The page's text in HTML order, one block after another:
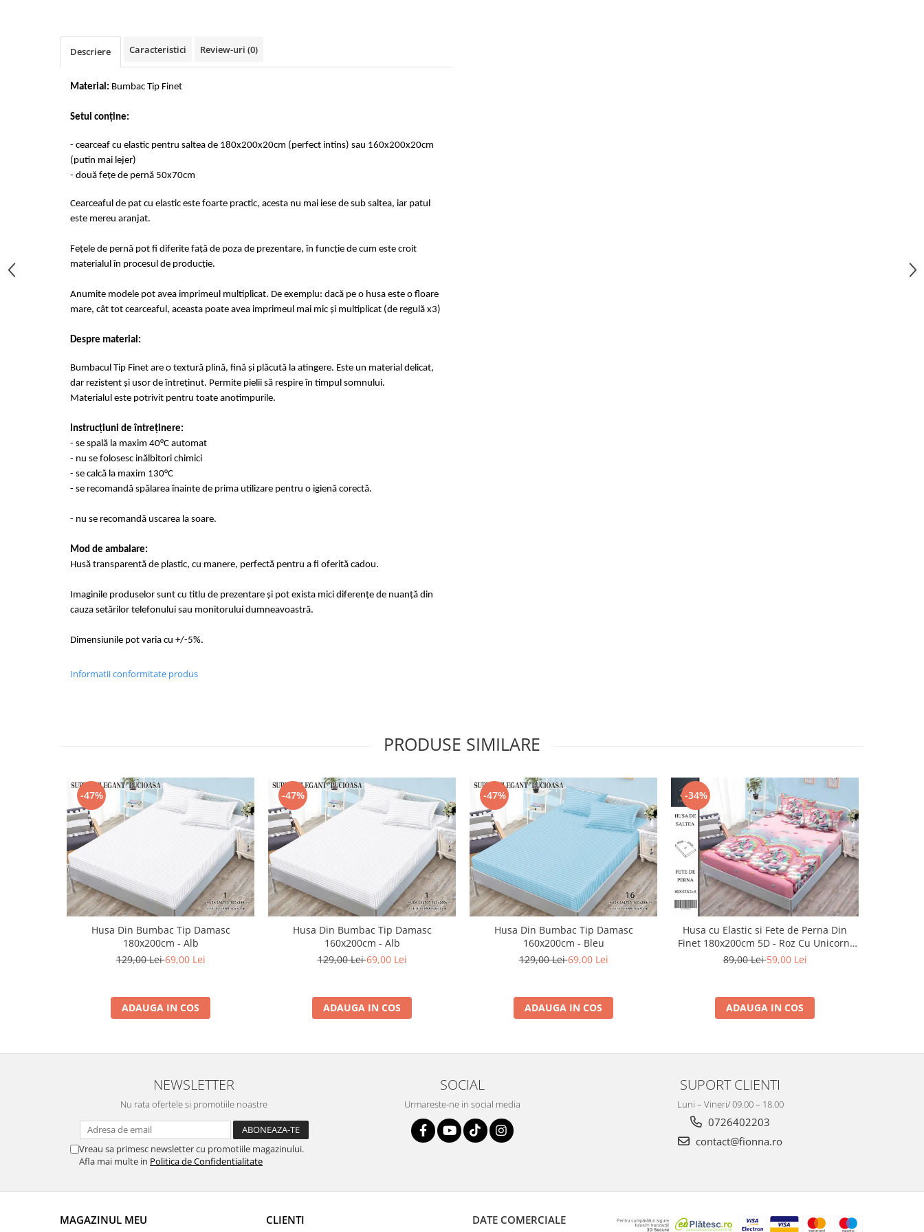
Lenjerii Catifea
Cearceaf cu elastic
Cearceaf normal
Bumbac Neted Nesatinat
Bumbac 100% Poplin Hobby
Bumbac 100%
Lenjerii Jacquard
Lenjerii Creponate
Lenjerii pentru PASTE
Set Lenjerie + Draperii Pat Dublu
Huse Impermeabile
Huse Impermeabile 160x200cm
Huse Impermeabile 180x200cm
Descriere Caracteristici Review-uri (0)
Material: Bumbac Tip Finet
Setul conține:
- cearceaf cu elastic pentru saltea de 180x200x20cm (perfect intins) sau 160x200x20cm
(putin mai lejer)
- două fețe de pernă 50x70cm
Cearceaful de pat cu elastic este foarte practic, acesta nu mai iese de sub saltea, iar patul
este mereu aranjat.
Fețele de pernă pot fi diferite față de poza de prezentare, în funcție de cum este croit
materialul în procesul de producție.
Anumite modele pot avea imprimeul multiplicat. De exemplu: dacă pe o husa este o floare
mare, cât tot cearceaful, aceasta poate avea imprimeul mai mic și multiplicat (de regulă x3)
Despre material:
Bumbacul Tip Finet are o textură plină, fină și plăcută la atingere. Este un material delicat,
dar rezistent și usor de întreținut. Permite pielii să respire în timpul somnului.
Materialul este potrivit pentru toate anotimpurile.
Instrucțiuni de întreținere:
- se spală la maxim 40°C automat
- nu se folosesc inălbitori chimici
- se calcă la maxim 130°C
- se recomandă spălarea înainte de prima utilizare pentru o igienă corectă.
- nu se recomandă uscarea la soare.
Mod de ambalare:
Husă transparentă de plastic, cu manere, perfectă pentru a fi oferită cadou.
Imaginile produselor sunt cu titlu de prezentare și pot exista mici diferențe de nuanță din
cauza setărilor telefonului sau monitorului dumneavoastră.
Dimensiunile pot varia cu +/-5%.
Informatii conformitate produs
PRODUSE SIMILARE
-47%
Husa Din Bumbac Tip Damasc
180x200cm - Alb
129,00 Lei69,00 Lei
ADAUGA IN COS
-47%
Husa Din Bumbac Tip Damasc
160x200cm - Alb
129,00 Lei69,00 Lei
ADAUGA IN COS
-47%
Husa Din Bumbac Tip Damasc
160x200cm - Bleu
129,00 Lei69,00 Lei
ADAUGA IN COS
-34%
Husa cu Elastic si Fete de Perna Din
Finet 180x200cm 5D - Roz Cu Unicorni
Pe Norisori
89,00 Lei59,00 Lei
ADAUGA IN COS
NEWSLETTER
Nu rata ofertele si promotiile noastre
Vreau sa primesc newsletter cu promotiile magazinului.
Afla mai multe in Politica de Confidentialitate
SOCIAL
Urmareste-ne in social media
SUPORT CLIENTI
Luni – Vineri/ 09.00 – 18.00
0726402203
contact@fionna.ro
MAGAZINUL MEU CLIENTI DATE COMERCIALE